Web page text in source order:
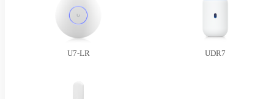
U7-LR UDR7